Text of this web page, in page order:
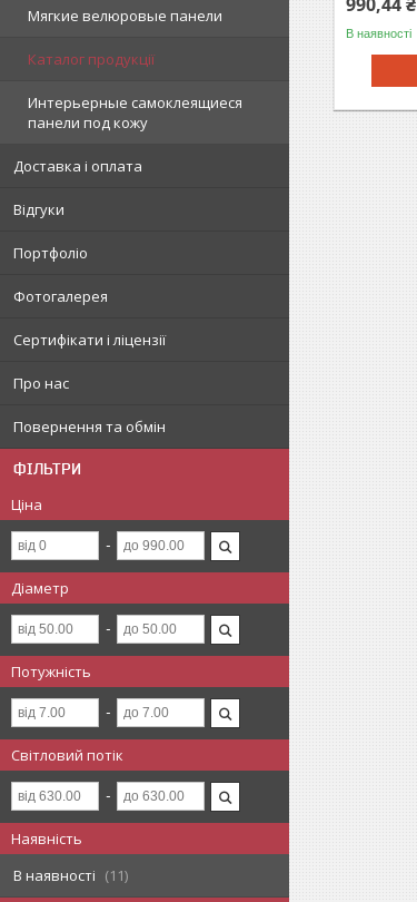
Мягкие велюровые панели
Каталог продукції
Интерьерные самоклеящиеся
панели под кожу
Доставка і оплата
Відгуки
Портфоліо
Фотогалерея
Сертифікати і ліцензії
Про нас
Повернення та обмін
ФІЛЬТРИ
Ціна
Діаметр
Потужність
Світловий потік
Наявність
В наявності
11
В наявності